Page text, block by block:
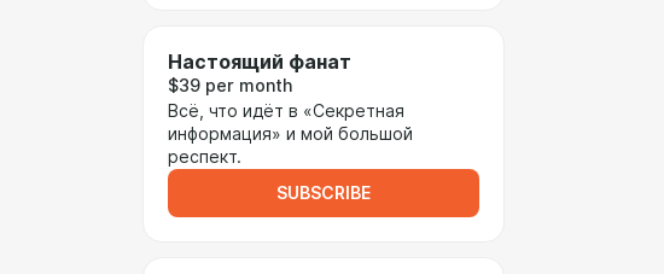
Настоящий фанат
$39 per month
Всё, что идёт в «Секретная
информация» и мой большой
респект.
SUBSCRIBE